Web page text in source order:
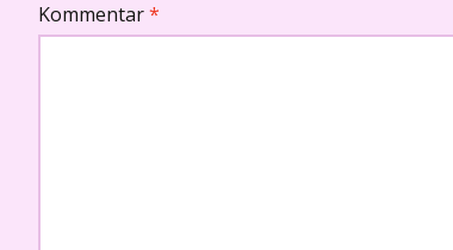
Kommentar*